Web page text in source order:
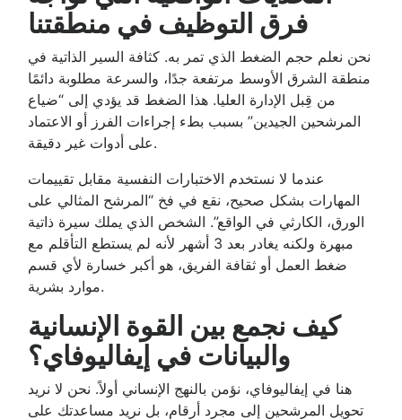
فرق التوظيف في منطقتنا
نحن نعلم حجم الضغط الذي تمر به. كثافة السير الذاتية في
منطقة الشرق الأوسط مرتفعة جدًا، والسرعة مطلوبة دائمًا
من قِبل الإدارة العليا. هذا الضغط قد يؤدي إلى “ضياع
المرشحين الجيدين” بسبب بطء إجراءات الفرز أو الاعتماد
على أدوات غير دقيقة.
عندما لا نستخدم الاختبارات النفسية مقابل تقييمات
المهارات بشكل صحيح، نقع في فخ “المرشح المثالي على
الورق، الكارثي في الواقع”. الشخص الذي يملك سيرة ذاتية
مبهرة ولكنه يغادر بعد 3 أشهر لأنه لم يستطع التأقلم مع
ضغط العمل أو ثقافة الفريق، هو أكبر خسارة لأي قسم
موارد بشرية.
كيف نجمع بين القوة الإنسانية
والبيانات في إيفاليوفاي؟
هنا في إيفاليوفاي، نؤمن بالنهج الإنساني أولاً. نحن لا نريد
تحويل المرشحين إلى مجرد أرقام، بل نريد مساعدتك على